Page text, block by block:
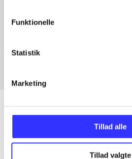
Funktionelle
Statistik
Marketing
Tillad alle
Tillad valgte
Artikler med samme
Artikler
Alle registrerede artikler fordelt